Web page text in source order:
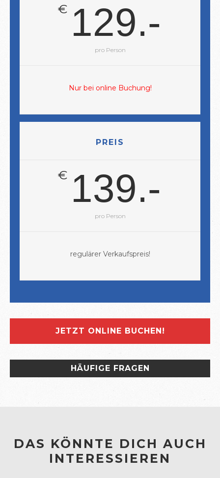
€ 129.-
pro Person
Nur bei online Buchung!
PREIS
€ 139.-
pro Person
regulärer Verkaufspreis!
JETZT ONLINE BUCHEN!
HÄUFIGE FRAGEN
DAS KÖNNTE DICH AUCH
INTERESSIEREN